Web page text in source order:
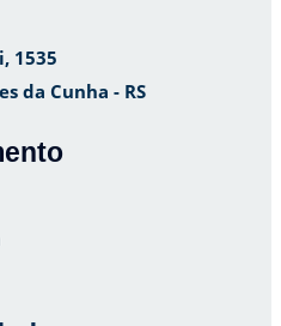
1535
da Cunha - RS